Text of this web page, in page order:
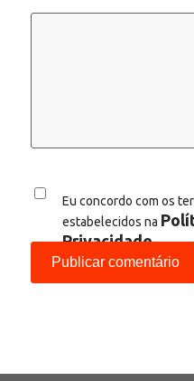
Eu concordo com os
estabelecidos na
Privacidade